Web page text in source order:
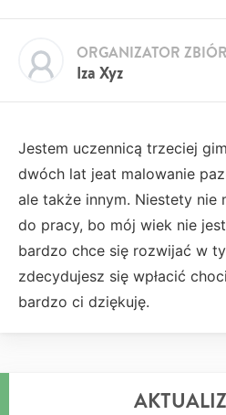
Iza Xyz
ORGANIZATOR
Jestem uczennicą trzeciej
dwóch lat jeat malowanie
ale także innym. Niestety nie
do pracy, bo mój wiek nie
bardzo chce się rozwijać w
zdecydujesz się wpłacić
bardzo ci dziękuję.